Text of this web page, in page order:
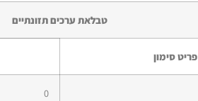
טבלאת ערכים תזונתיים
פריט סימון​
0